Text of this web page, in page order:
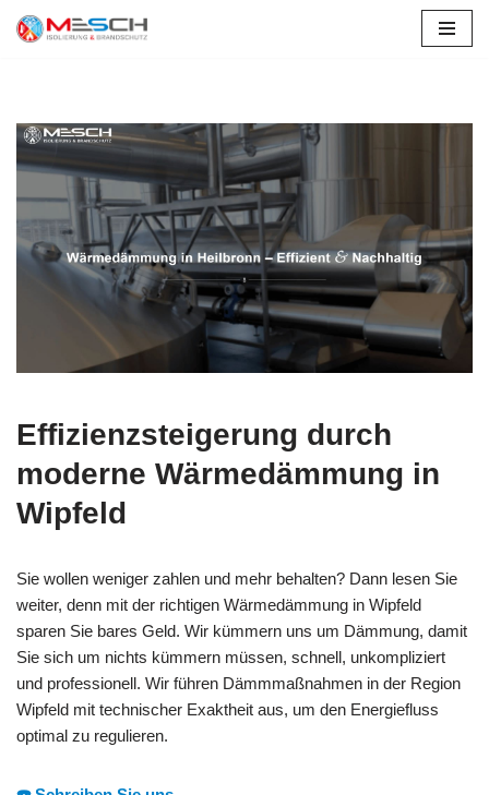
Effizienzsteigerung durch
moderne Wärmedämmung in
Wipfeld
Sie wollen weniger zahlen und mehr behalten? Dann lesen Sie
weiter, denn mit der richtigen Wärmedämmung in Wipfeld
sparen Sie bares Geld. Wir kümmern uns um Dämmung, damit
Sie sich um nichts kümmern müssen, schnell, unkompliziert
und professionell. Wir führen Dämmmaßnahmen in der Region
Wipfeld mit technischer Exaktheit aus, um den Energiefluss
optimal zu regulieren.